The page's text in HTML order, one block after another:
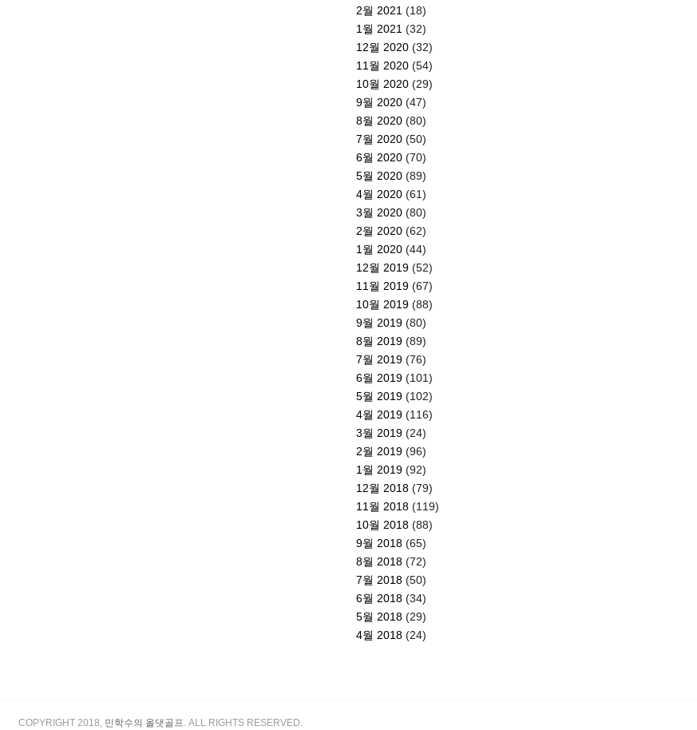
2월 2021 (18)
1월 2021 (32)
12월 2020 (32)
11월 2020 (54)
10월 2020 (29)
9월 2020 (47)
8월 2020 (80)
7월 2020 (50)
6월 2020 (70)
5월 2020 (89)
4월 2020 (61)
3월 2020 (80)
2월 2020 (62)
1월 2020 (44)
12월 2019 (52)
11월 2019 (67)
10월 2019 (88)
9월 2019 (80)
8월 2019 (89)
7월 2019 (76)
6월 2019 (101)
5월 2019 (102)
4월 2019 (116)
3월 2019 (24)
2월 2019 (96)
1월 2019 (92)
12월 2018 (79)
11월 2018 (119)
10월 2018 (88)
9월 2018 (65)
8월 2018 (72)
7월 2018 (50)
6월 2018 (34)
5월 2018 (29)
4월 2018 (24)
COPYRIGHT 2018, 민학수의 올댓골프. ALL RIGHTS RESERVED.